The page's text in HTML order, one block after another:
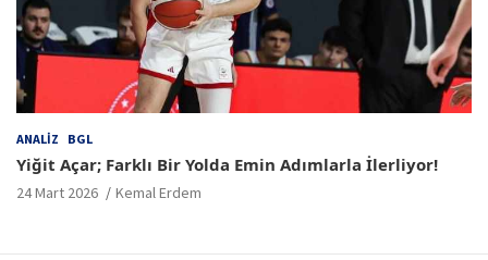
ANALIZ BGL
Yiğit Açar; Farklı Bir Yolda Emin Adımlarla İlerliyor!
24 Mart 2026 Kemal Erdem